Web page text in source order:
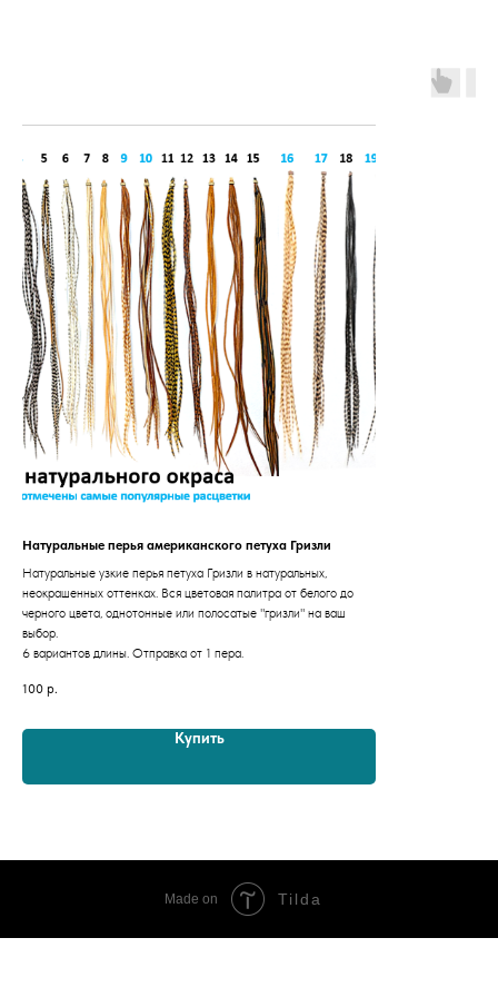
Натуральные перья американского петуха Гризли
Натуральные узкие перья петуха Гризли в натуральных,
неокрашенных оттенках. Вся цветовая палитра от белого до
черного цвета, однотонные или полосатые "гризли" на ваш
выбор.
6 вариантов длины. Отправка от 1 пера.
100 р.
Купить
Made on Tilda